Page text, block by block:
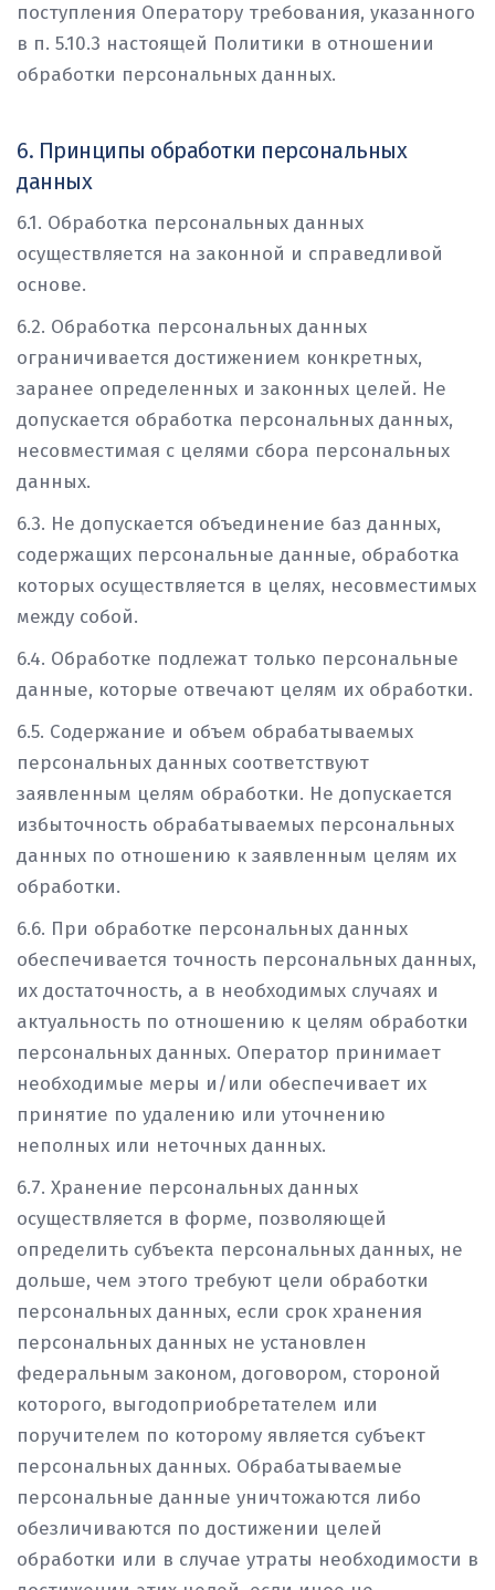
поступления Оператору требования, указанного
в п. 5.10.3 настоящей Политики в отношении
обработки персональных данных.
6. Принципы обработки персональных
данных
6.1. Обработка персональных данных
осуществляется на законной и справедливой
основе.
6.2. Обработка персональных данных
ограничивается достижением конкретных,
заранее определенных и законных целей. Не
допускается обработка персональных данных,
несовместимая с целями сбора персональных
данных.
6.3. Не допускается объединение баз данных,
содержащих персональные данные, обработка
которых осуществляется в целях, несовместимых
между собой.
6.4. Обработке подлежат только персональные
данные, которые отвечают целям их обработки.
6.5. Содержание и объем обрабатываемых
персональных данных соответствуют
заявленным целям обработки. Не допускается
избыточность обрабатываемых персональных
данных по отношению к заявленным целям их
обработки.
6.6. При обработке персональных данных
обеспечивается точность персональных данных,
их достаточность, а в необходимых случаях и
актуальность по отношению к целям обработки
персональных данных. Оператор принимает
необходимые меры и/или обеспечивает их
принятие по удалению или уточнению
неполных или неточных данных.
6.7. Хранение персональных данных
осуществляется в форме, позволяющей
определить субъекта персональных данных, не
дольше, чем этого требуют цели обработки
персональных данных, если срок хранения
персональных данных не установлен
федеральным законом, договором, стороной
которого, выгодоприобретателем или
поручителем по которому является субъект
персональных данных. Обрабатываемые
персональные данные уничтожаются либо
обезличиваются по достижении целей
обработки или в случае утраты необходимости в